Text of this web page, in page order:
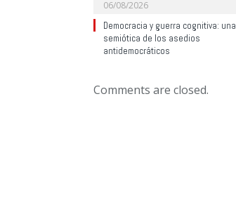
06/08/2026
Democracia y guerra cognitiva: una
semiótica de los asedios
antidemocráticos
Comments are closed.